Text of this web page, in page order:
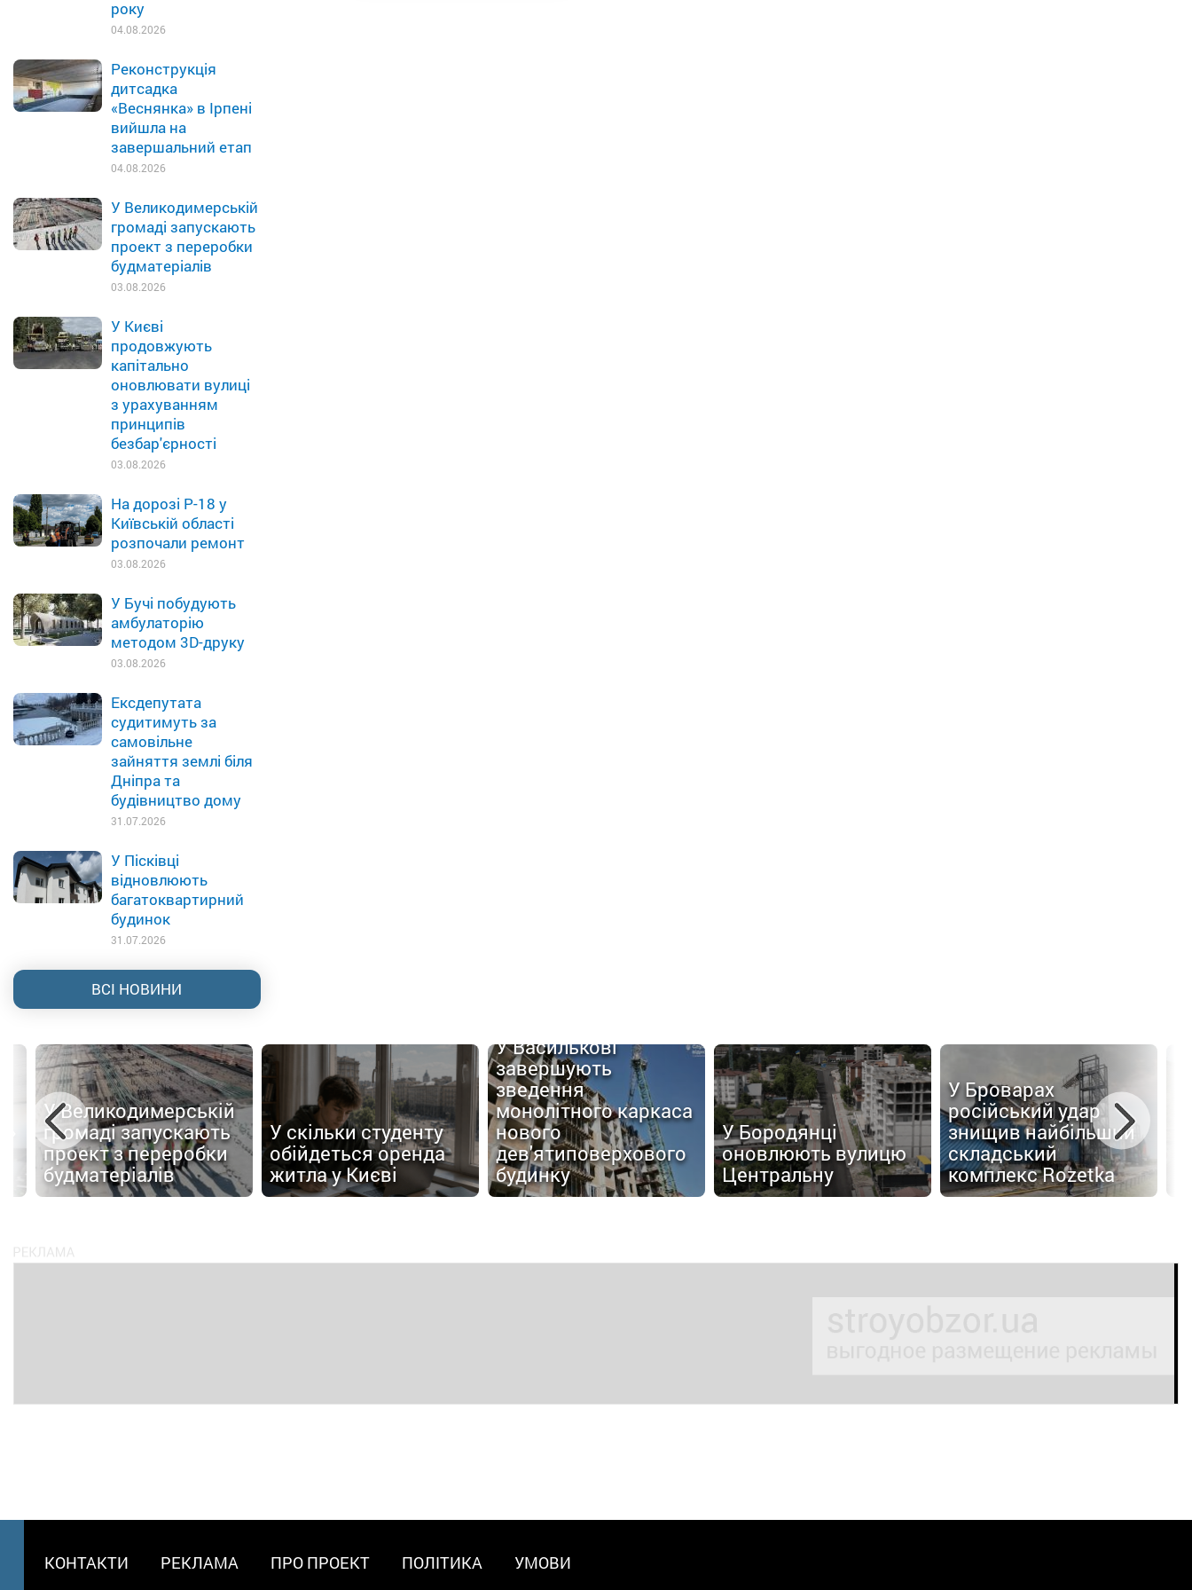
року
04.08.2026
Реконструкція
дитсадка
«Веснянка» в Ірпені
вийшла на
завершальний етап
04.08.2026
У Великодимерській
громаді запускають
проект з переробки
будматеріалів
03.08.2026
У Києві
продовжують
капітально
оновлювати вулиці
з урахуванням
принципів
безбар'єрності
03.08.2026
На дорозі Р-18 у
Київській області
розпочали ремонт
03.08.2026
У Бучі побудують
амбулаторію
методом 3D-друку
03.08.2026
Ексдепутата
судитимуть за
самовільне
зайняття землі біля
Дніпра та
будівництво дому
31.07.2026
У Пісківці
відновлюють
багатоквартирний
будинок
31.07.2026
ВСІ НОВИНИ
У Великодимерській
громаді запускають
проект з переробки
будматеріалів
У скільки студенту
обійдеться оренда
житла у Києві
У Василькові
завершують
зведення
монолітного каркаса
нового
дев'ятиповерхового
будинку
У Бородянці
оновлюють вулицю
Центральну
У Броварах
російський удар
знищив найбільший
складський
комплекс Rozetka
МЕНЮ
КОНТАКТИ РЕКЛАМА ПРО ПРОЕКТ ПОЛІТИКА УМОВИ